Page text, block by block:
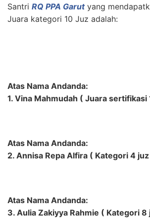
Santri RQ PPA Garutyang
Juara kategori 10 Juz adalah:
Atas Nama Andanda:
1. Vina Mahmudah ( Juara sertifikasi
Atas Nama Andanda:
2. Annisa Repa Alfira ( Kategori 4 juz
Atas Nama Andanda:
3. Aulia Zakiyya Rahmie ( Kategori 8